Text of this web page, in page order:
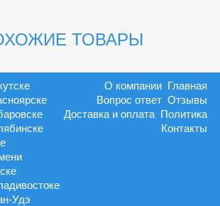
ТОВАРЫ
Удэ
Главная
О компании
Отзывы
Вопрос ответ
Политика
Доставка и оплата
Контакты